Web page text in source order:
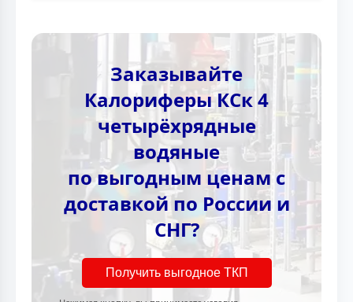
Заказывайте
Калориферы КСк 4
четырёхрядные
водяные
по выгодным ценам с
доставкой по России и
СНГ?
Получить выгодное ТКП